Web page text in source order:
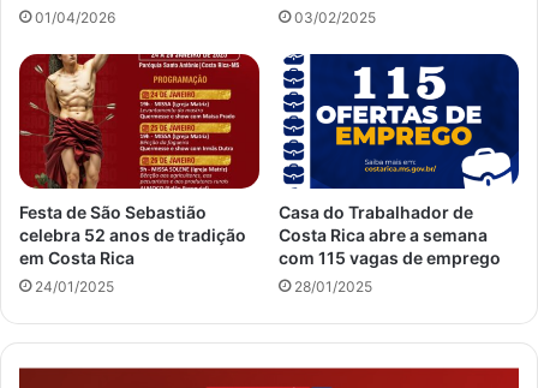
01/04/2026 03/02/2025
Festa de São Sebastião
celebra 52 anos de tradição
em Costa Rica
24/01/2025
Casa do Trabalhador de
Costa Rica abre a semana
com 115 vagas de emprego
28/01/2025